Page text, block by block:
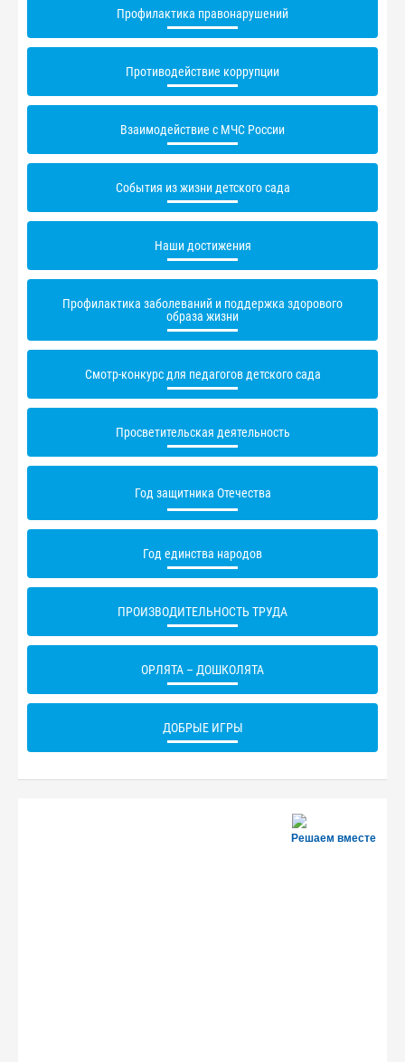
Профилактика правонарушений
Противодействие коррупции
Взаимодействие с МЧС России
События из жизни детского сада
Наши достижения
Профилактика заболеваний и поддержка здорового
образа жизни
Смотр-конкурс для педагогов детского сада
Просветительская деятельность
Год защитника Отечества
Год единства народов
ПРОИЗВОДИТЕЛЬНОСТЬ ТРУДА
ОРЛЯТА – ДОШКОЛЯТА
ДОБРЫЕ ИГРЫ
Решаем вместе